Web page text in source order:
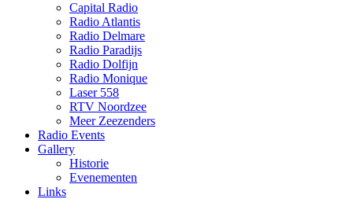
Capital Radio
Radio Atlantis
Radio Delmare
Radio Paradijs
Radio Dolfijn
Radio Monique
Laser 558
RTV Noordzee
Meer Zeezenders
Radio Events
Gallery
Historie
Evenementen
Links